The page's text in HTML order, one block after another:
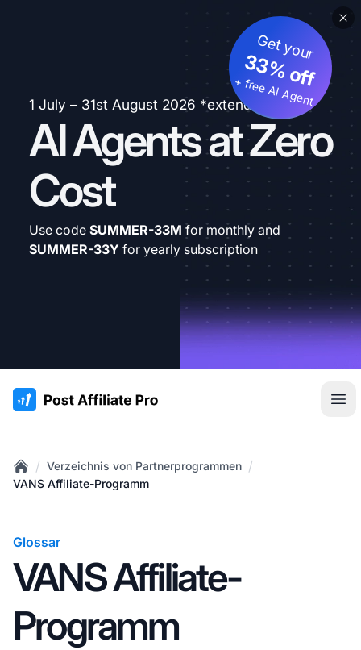
1 July – 31st August 2026 *extended
AI Agents at Zero
Cost
Get your
33% off
+ free AI Agent
Use code SUMMER-33M for monthly and
SUMMER-33Y for yearly subscription
:site.title
Home
/ Verzeichnis von Partnerprogrammen /
VANS Affiliate-Programm
Glossar
VANS Affiliate-
Programm